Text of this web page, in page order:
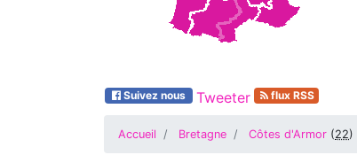
Suivez nous Tweeter flux RSS
Accueil Bretagne Côtes d'Armor (22)